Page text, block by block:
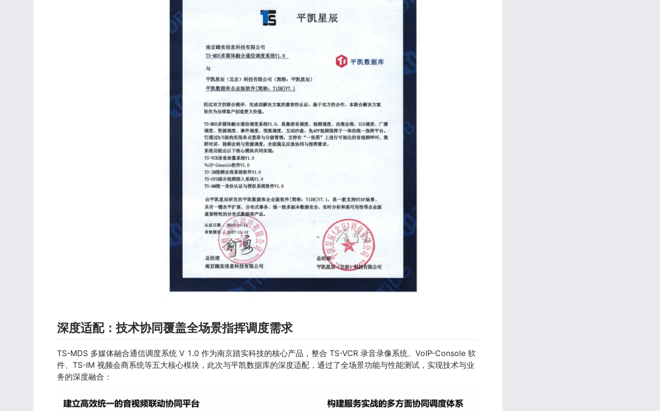
深度适配：技术协同覆盖全场景指挥调度需求
TS-MDS 多媒体融合通信调度系统 V 1.0 作为南京踏实科技的核心产品，整合 TS-VCR 录音录像系统、VoIP-Console 软
件、TS-IM 视频会商系统等五大核心模块，此次与平凯数据库的深度适配，通过了全场景功能与性能测试，实现技术与业
务的深度融合：